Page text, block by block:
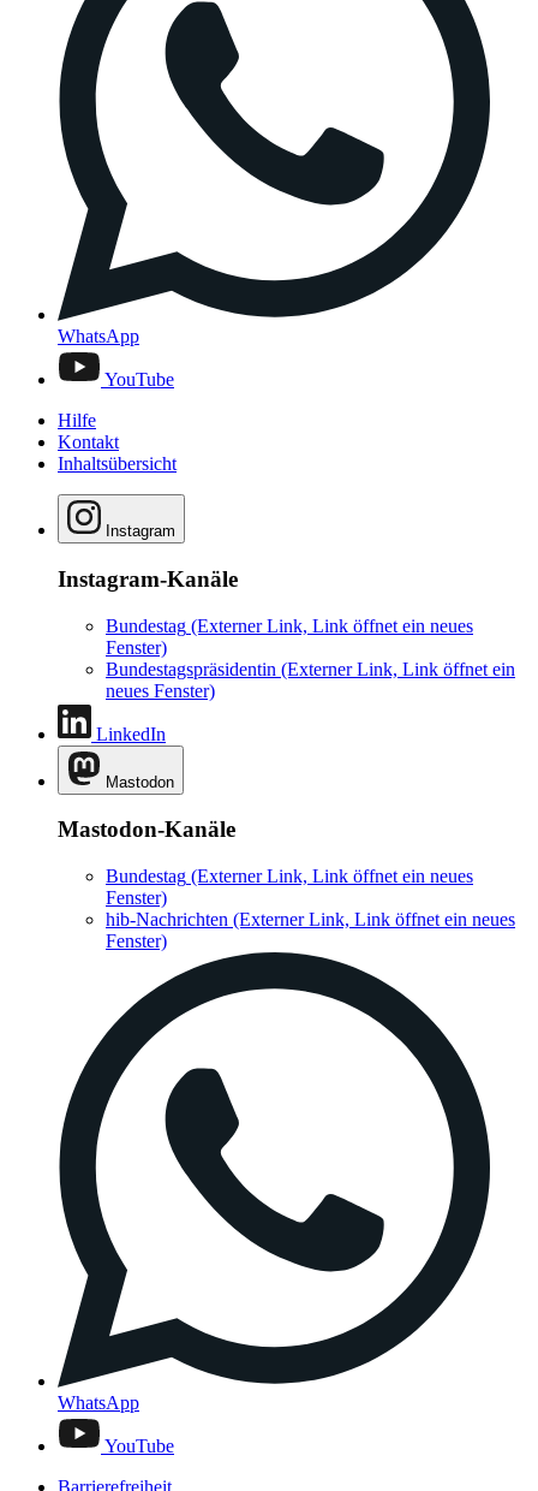
WhatsApp
YouTube
Hilfe
Kontakt
Inhaltsübersicht
Instagram
Instagram-Kanäle
Bundestag (Externer Link, Link öffnet ein neues
Fenster)
Bundestagspräsidentin (Externer Link, Link öffnet ein
neues Fenster)
LinkedIn
Mastodon
Mastodon-Kanäle
Bundestag (Externer Link, Link öffnet ein neues
Fenster)
hib-Nachrichten (Externer Link, Link öffnet ein neues
Fenster)
WhatsApp
YouTube
Barrierefreiheit